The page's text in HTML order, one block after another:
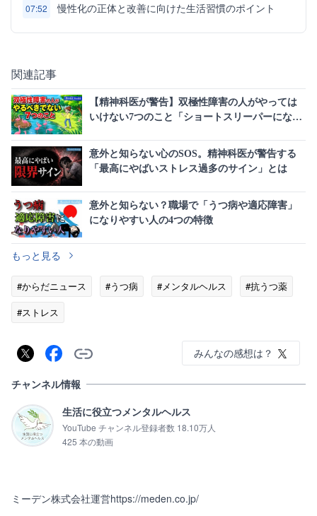
07:52 慢性化の正体と改善に向けた生活習慣のポイント
関連記事
【精神科医が警告】双極性障害の人がやっては
いけない7つのこと「ショートスリーパーになっ
意外と知らない心のSOS。精神科医が警告する
「最高にやばいストレス過多のサイン」とは
意外と知らない？職場で「うつ病や適応障害」
になりやすい人の4つの特徴
もっと見る
#からだニュース #うつ病 #メンタルヘルス
#抗うつ薬
#ストレス
みんなの感想は？
チャンネル情報
生活に役立つメンタルヘルス
YouTube チャンネル登録者数 18.10万人
425 本の動画
ミーデン株式会社運営https://meden.co.jp/